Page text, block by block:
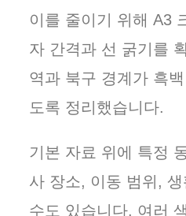
이를 줄이기 위해 A3
자 간격과 선 굵기를
역과 북구 경계가 흑
도록 정리했습니다.
기본 자료 위에 특정
사 장소, 이동 범위,
수도 있습니다. 여러